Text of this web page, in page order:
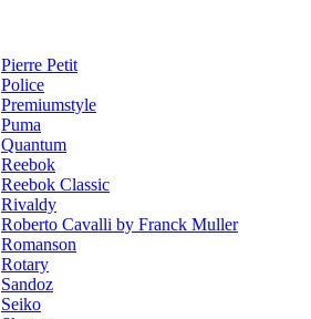
Pierre Petit
Police
Premiumstyle
Puma
Quantum
Reebok
Reebok Classic
Rivaldy
Roberto Cavalli by Franck Muller
Romanson
Rotary
Sandoz
Seiko